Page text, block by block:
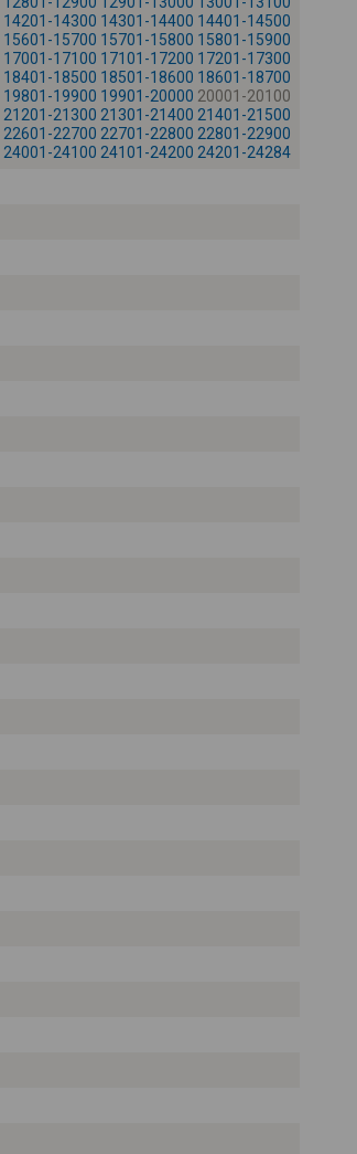
-
14201-14300 14301-14400 14401-14500
15601-15700 15701-15800 15801-15900
17001-17100 17101-17200 17201-17300
18401-18500 18501-18600 18601-18700
19801-19900 19901-20000 20001-20100
21201-21300 21301-21400 21401-21500
22601-22700 22701-22800 22801-22900
24001-24100 24101-24200 24201-24284